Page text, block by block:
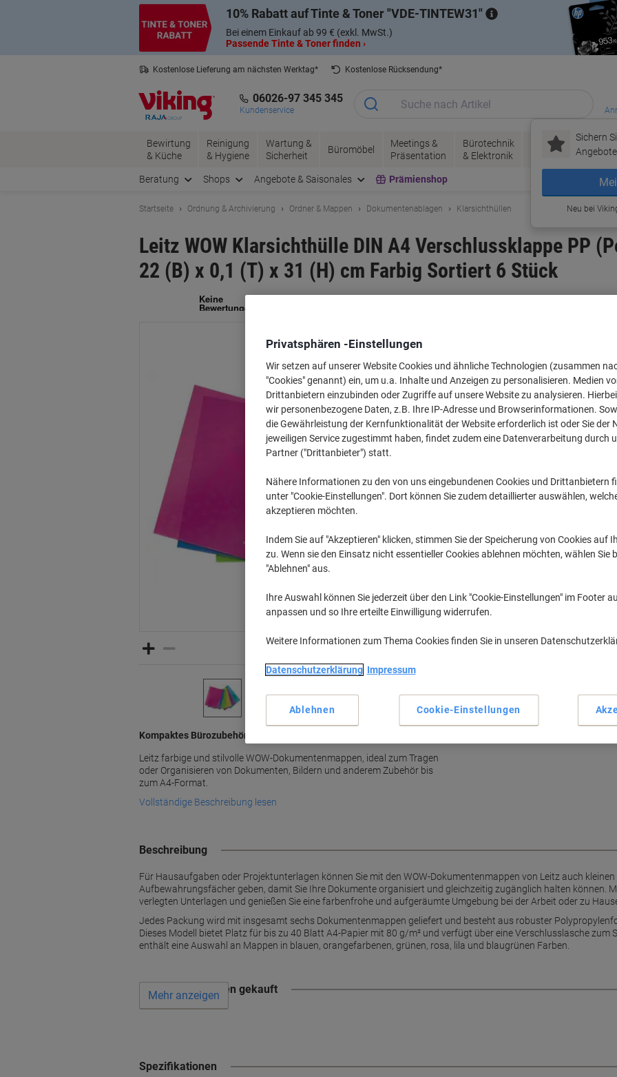
10% Rabatt auf Tinte & Toner VDE-TINTEW31
Bei einem Einkauf ab 99 € (exkl. MwSt.)
Passende Tinte & Toner finden ›
Kostenlose Lieferung am nächsten Werktag*
Kostenlose Rücksendung*
06026-97 345 345
Kundenservice
Sichern
Neu bei
Bewirtung
& Küche
Reinigung
& Hygiene
Wartung &
Sicherheit
Büromöbel
Meetings &
Präsentation
Bürotechnik
& Elektronik
Tinte &
Toner
Papier,
& Pakete
Beratung Shops Angebote & Saisonales Prämienshop
Startseite Ordnung & Archivierung Ordner & Mappen Dokumentenablagen Klarsichthüllen
Leitz WOW Klarsichthülle DIN A4 Verschlussklappe PP
22 (B) x 0,1 (T) x 31 (H) cm Farbig Sortiert 6 Stück
Kompaktes Bürozubehör für Ihre Heim- und Bürodokumente
Leitz farbige und stilvolle WOW-Dokumentenmappen, ideal zum Tragen
oder Organisieren von Dokumenten, Bildern und anderem Zubehör bis
zum A4-Format.
Vollständige Beschreibung lesen
19,74 € inkl. USt
Menge exkl. USt
1-2Pack 17,69 €
Vor 17:00 Uhr
Menge
Lieferinformationen
Leitz Shop
Beschreibung
Für Hausaufgaben oder Projektunterlagen können Sie mit den WOW-Dokumentenmappen von Leitz auch
Aufbewahrungsfächer geben, damit Sie Ihre Dokumente organisiert und gleichzeitig zugänglich halten können.
verlegten Unterlagen und genießen Sie eine farbenfrohe und aufgeräumte Umgebung bei der Arbeit oder zu
Jedes Packung wird mit insgesamt sechs Dokumentenmappen geliefert und besteht aus robuster
Dieses Modell bietet Platz für bis zu 40 Blatt A4-Papier mit 80 g/m² und verfügt über eine Verschlusslasche zum
enthält eine Auswahl an Mappen in blauen, orangefarbenen, grünen, rosa, lila und blaugrünen Farben.
Wird oft zusammen gekauft
Mehr anzeigen
Spezifikationen
Privatsphären -Einstellungen
Wir setzen auf unserer Website Cookies und ähnliche Technologien (zusammen
"Cookies" genannt) ein, um u.a. Inhalte und Anzeigen zu personalisieren. Medien
Drittanbietern einzubinden oder Zugriffe auf unsere Website zu analysieren.
wir personenbezogene Daten, z.B. Ihre IP-Adresse und Browserinformationen.
die Gewährleistung der Kernfunktionalität der Website erforderlich ist oder Sie der
jeweiligen Service zugestimmt haben, findet zudem eine Datenverarbeitung durch
Partner ("Drittanbieter") statt.
Nähere Informationen zu den von uns eingebundenen Cookies und Drittanbietern
unter "Cookie-Einstellungen". Dort können Sie zudem detaillierter auswählen,
akzeptieren möchten.
Indem Sie auf "Akzeptieren" klicken, stimmen Sie der Speicherung von Cookies auf
zu. Wenn sie den Einsatz nicht essentieller Cookies ablehnen möchten, wählen Sie
"Ablehnen" aus.
Ihre Auswahl können Sie jederzeit über den Link "Cookie-Einstellungen" im Footer
anpassen und so Ihre erteilte Einwilligung widerrufen.
Weitere Informationen zum Thema Cookies finden Sie in unseren
Datenschutzerklärung Impressum
Cookie-Einstellungen
Ablehnen